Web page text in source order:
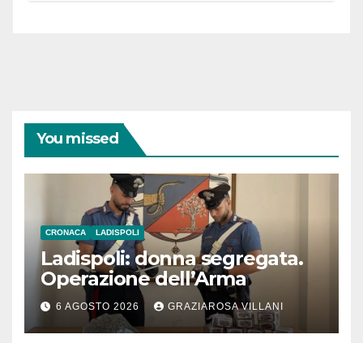
You missed
CRONACA LADISPOLI
Ladispoli: donna segregata.
Operazione dell’Arma
6 AGOSTO 2026 GRAZIAROSA VILLANI